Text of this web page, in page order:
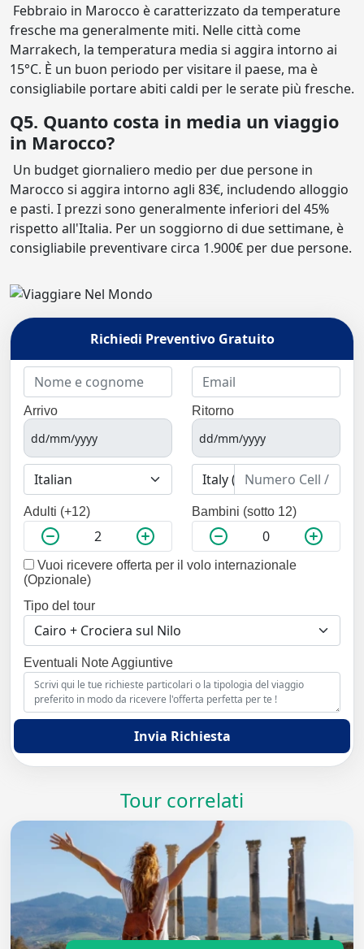
Febbraio in Marocco è caratterizzato da temperature
fresche ma generalmente miti. Nelle città come
Marrakech, la temperatura media si aggira intorno ai
15°C. È un buon periodo per visitare il paese, ma è
consigliabile portare abiti caldi per le serate più fresche.
Q5. Quanto costa in media un viaggio
in Marocco?
Un budget giornaliero medio per due persone in
Marocco si aggira intorno agli 83€, includendo alloggio
e pasti. I prezzi sono generalmente inferiori del 45%
rispetto all'Italia. Per un soggiorno di due settimane, è
consigliabile preventivare circa 1.900€ per due persone.
Richiedi Preventivo Gratuito
Arrivo Ritorno
Adulti (+12) Bambini (sotto 12)
Vuoi ricevere offerta per il volo internazionale
(Opzionale)
Tipo del tour
Eventuali Note Aggiuntive
Invia Richiesta
Tour correlati